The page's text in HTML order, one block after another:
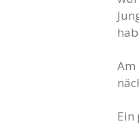
Am
Ein